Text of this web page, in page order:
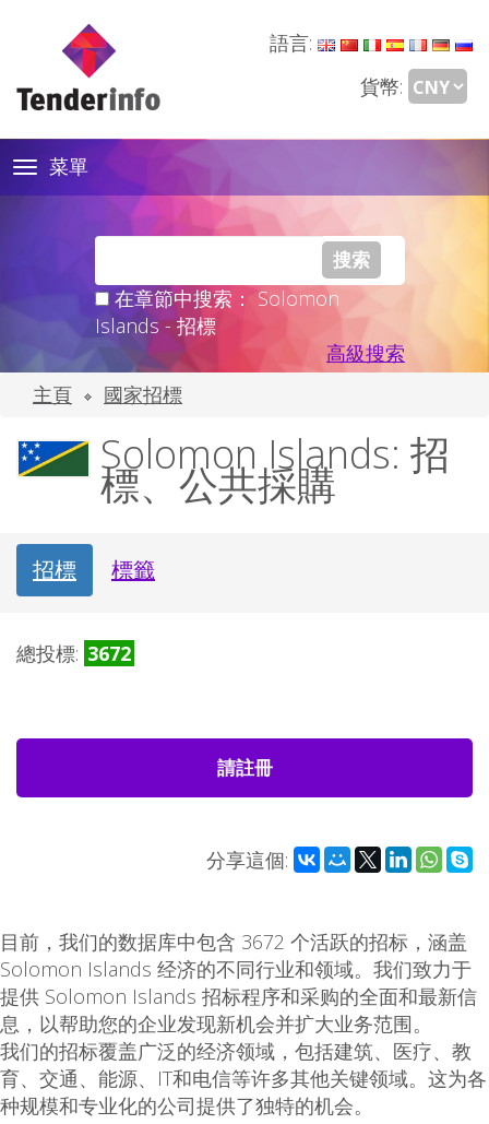
語言:
貨幣:
Toggle
navigation
菜單
在章節中搜索： Solomon
Islands - 招標
高級搜索
主頁
國家招標
Solomon Islands: 招
標、公共採購
招標 標籤
總投標: 3672
請註冊
分享這個:
目前，我们的数据库中包含 3672 个活跃的招标，涵盖
Solomon Islands 经济的不同行业和领域。我们致力于
提供 Solomon Islands 招标程序和采购的全面和最新信
息，以帮助您的企业发现新机会并扩大业务范围。
我们的招标覆盖广泛的经济领域，包括建筑、医疗、教
育、交通、能源、IT和电信等许多其他关键领域。这为各
种规模和专业化的公司提供了独特的机会。